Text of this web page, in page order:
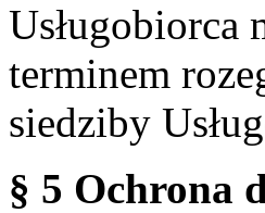
Usługobiorca
terminem
siedziby
§ 5 Ochrona